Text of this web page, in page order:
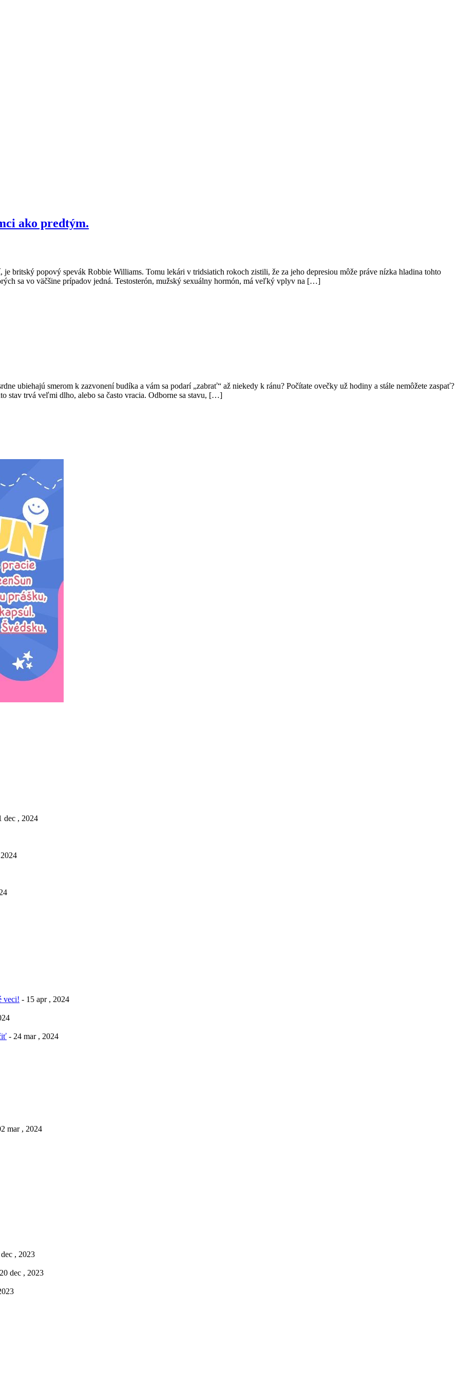
ako predtým.
britský popový spevák Robbie Williams. Tomu lekári v tridsiatich rokoch zistili, že za jeho depresiou môže práve nízka hladina tohto
sa vo väčšine prípadov jedná. Testosterón, mužský sexuálny hormón, má veľký vplyv na […]
ubiehajú smerom k zazvonení budíka a vám sa podarí „zabrať“ až niekedy k ránu? Počítate ovečky už hodiny a stále nemôžete zaspať?
stav trvá veľmi dlho, alebo sa často vracia. Odborne sa stavu, […]
dec , 2024
veci! - 15 apr , 2024
- 24 mar , 2024
mar , 2024
, 2023
dec , 2023